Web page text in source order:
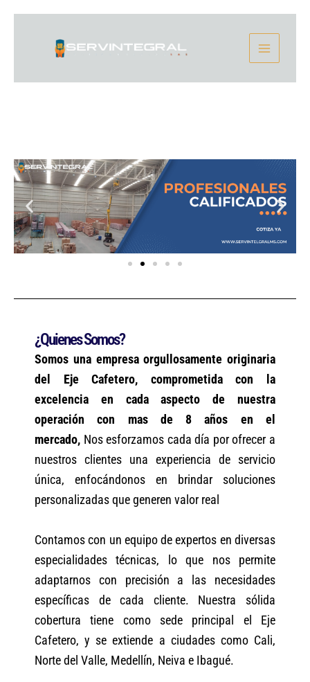
contenido
Menu
¿Quienes Somos?
Somos una empresa orgullosamente originaria
del Eje Cafetero, comprometida con la
excelencia en cada aspecto de nuestra
operación con mas de 8 años en el
mercado, Nos esforzamos cada día por ofrecer a
nuestros clientes una experiencia de servicio
única, enfocándonos en brindar soluciones
personalizadas que generen valor real
Contamos con un equipo de expertos en diversas
especialidades técnicas, lo que nos permite
adaptarnos con precisión a las necesidades
específicas de cada cliente. Nuestra sólida
cobertura tiene como sede principal el Eje
Cafetero, y se extiende a ciudades como Cali,
Norte del Valle, Medellín, Neiva e Ibagué.